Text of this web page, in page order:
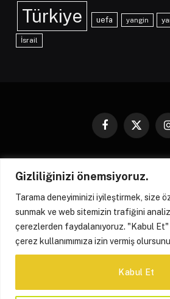
Gizliliğinizi önemsiyoruz.
Tarama deneyiminizi iyileştirmek, size
sunmak ve web sitemizin trafiğini
çerezlerden faydalanıyoruz. "Kabul
çerez kullanımımıza izin vermiş
Kabul Et
Türkiye uefa yangin
İsrail
Facebook
X
REKLAM POLITIKASI
ÇEREZ
© 2026 Merhaba Avrupa | All Rights